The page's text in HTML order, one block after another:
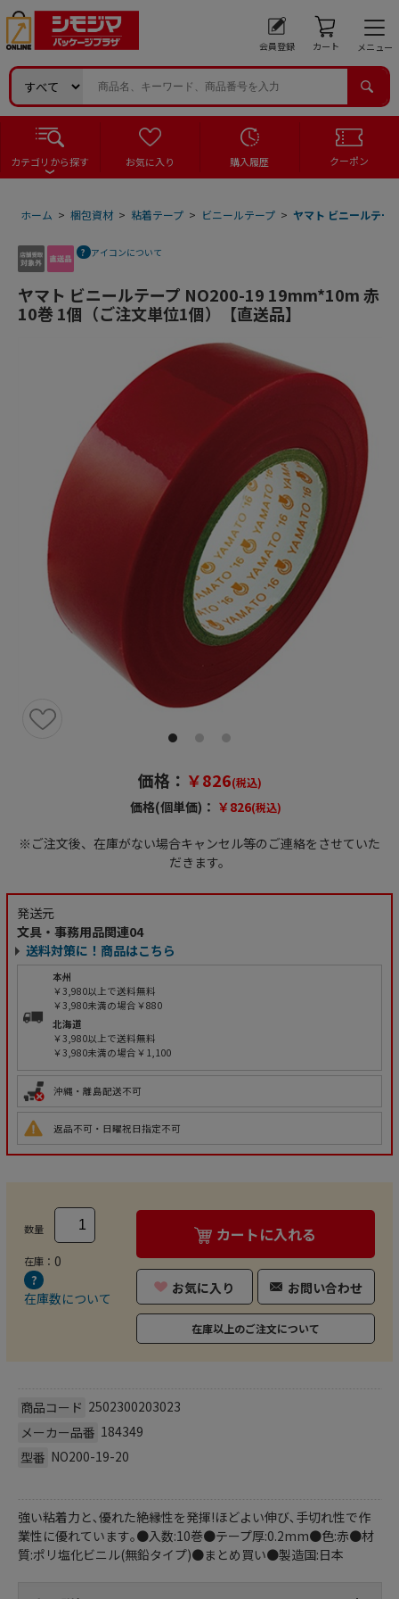
会員登録 カート メニュー
カテゴリから探す お気に入り 購入履歴 クーポン
ホーム > 梱包資材 > 粘着テープ > ビニールテープ > ヤマト ビニールテ
アイコンについて
ヤマト ビニールテープ NO200-19 19mm*10m 赤
10巻 1個（ご注文単位1個）【直送品】
価格： ￥826(税込)
価格(個単価)： ￥826(税込)
※ご注文後、在庫がない場合キャンセル等のご連絡をさせていた
だきます。
発送元
文具・事務用品関連04
送料対策に！商品はこちら
本州
￥3,980以上で送料無料
￥3,980未満の場合￥880
北海道
￥3,980以上で送料無料
￥3,980未満の場合￥1,100
沖縄・離島配送不可
返品不可・日曜祝日指定不可
数量
在庫： 0
在庫数について
カートに入れる
お気に入り お問い合わせ
在庫以上のご注文について
商品コード 2502300203023
メーカー品番 184349
型番 NO200-19-20
強い粘着力と､優れた絶縁性を発揮!ほどよい伸び､手切れ性で作
業性に優れています｡●入数:10巻●テープ厚:0.2mm●色:赤●材
質:ポリ塩化ビニル(無鉛タイプ)●まとめ買い●製造国:日本